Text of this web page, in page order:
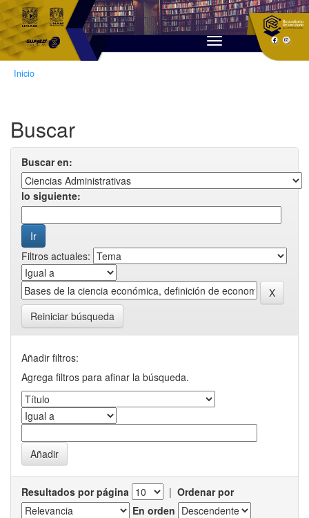
Skip
navigation
Inicio
Buscar
Buscar en:
lo siguiente:
Filtros actuales:
Reiniciar búsqueda
Añadir filtros:
Agrega filtros para afinar la búsqueda.
Resultados por página | Ordenar por
En orden